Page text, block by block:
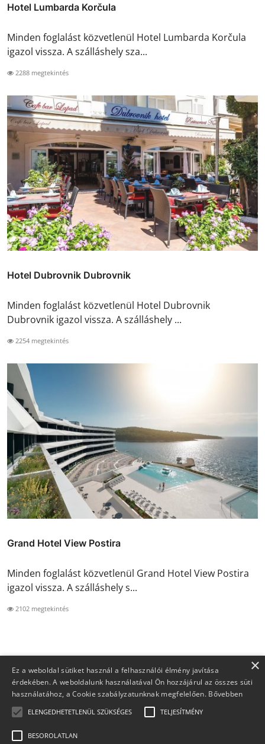
Hotel Lumbarda Korčula
Minden foglalást közvetlenül Hotel Lumbarda Korčula
igazol vissza. A szálláshely sza...
2288 megtekintés
Hotel Dubrovnik Dubrovnik
Minden foglalást közvetlenül Hotel Dubrovnik
Dubrovnik igazol vissza. A szálláshely ...
2254 megtekintés
Grand Hotel View Postira
Minden foglalást közvetlenül Grand Hotel View Postira
igazol vissza. A szálláshely s...
2102 megtekintés
Copyright 2026 Foglaljma.hu - Minden jog fenntartva.
×
Ez a weboldal sütiket használ a felhasználói élmény javítása
érdekében. A weboldalunk használatával Ön hozzájárul az összes süti
használatához, a Cookie szabályzatunknak megfelelően. Bővebben
ELENGEDHETETLENÜL SZÜKSÉGES TELJESÍTMÉNY
BESOROLATLAN